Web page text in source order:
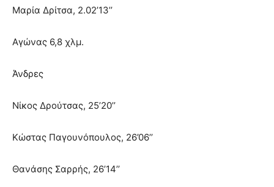
Μαρία Δρίτσα, 2.02’13’’
Αγώνας 6,8 χλμ.
Άνδρες
Νίκος Δρούτσας, 25’20’’
Κώστας Παγουνόπουλος, 26’06’’
Θανάσης Σαρρής, 26’14’’